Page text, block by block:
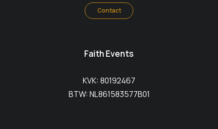
Contact
Faith Events
KVK: 80192467
BTW: NL861583577B01